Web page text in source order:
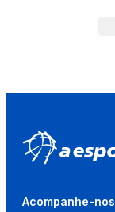
Acompanhe-nos